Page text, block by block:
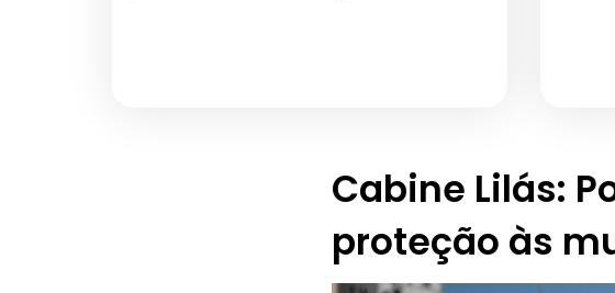
Cabine Lilás:
proteção às